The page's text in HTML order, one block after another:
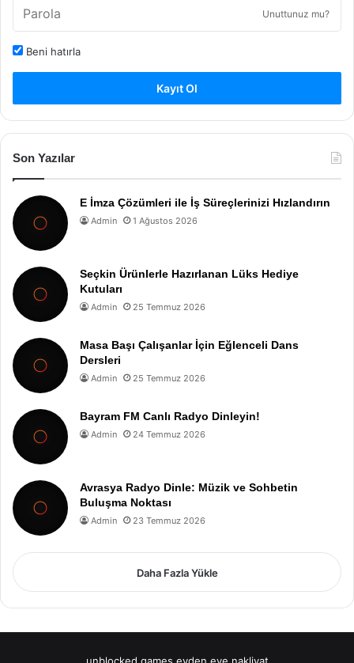
Unuttunuz mu?
Beni hatırla
Kayıt Ol
Son Yazılar
E İmza Çözümleri ile İş Süreçlerinizi Hızlandırın
Admin 1 Ağustos 2026
Seçkin Ürünlerle Hazırlanan Lüks Hediye
Kutuları
Admin 25 Temmuz 2026
Masa Başı Çalışanlar İçin Eğlenceli Dans
Dersleri
Admin 25 Temmuz 2026
Bayram FM Canlı Radyo Dinleyin!
Admin 24 Temmuz 2026
Avrasya Radyo Dinle: Müzik ve Sohbetin
Buluşma Noktası
Admin 23 Temmuz 2026
Daha Fazla Yükle
unblocked games evden eve nakliyat